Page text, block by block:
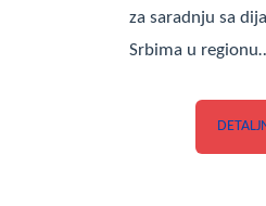
za saradnju sa
Srbima u